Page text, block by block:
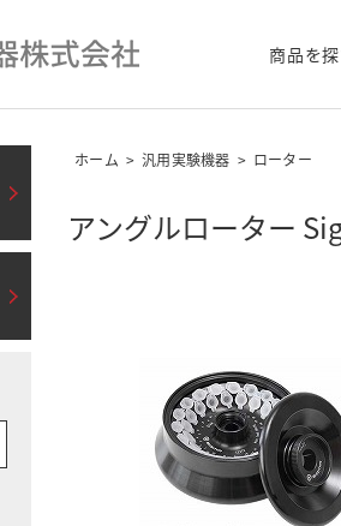
商品を
ホーム > 汎用実験機器 > ローター
アングルローター